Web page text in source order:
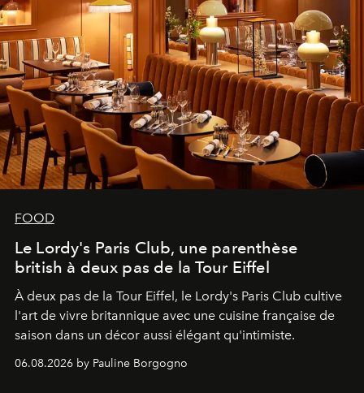
FOOD
Le Lordy's Paris Club, une parenthèse
british à deux pas de la Tour Eiffel
À deux pas de la Tour Eiffel, le Lordy's Paris Club cultive
l'art de vivre britannique avec une cuisine française de
saison dans un décor aussi élégant qu'intimiste.
06.08.2026 by Pauline Borgogno